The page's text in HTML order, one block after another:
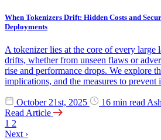
When Tokenizers Drift: Hidden Costs and
Deployments
A tokenizer lies at the core of every large
drifts, whether from unseen flaws or
rise and performance drops. We explore
implications, and the measures to prevent
October 21st, 2025 16 min read
Read Article
1 2
Next ›